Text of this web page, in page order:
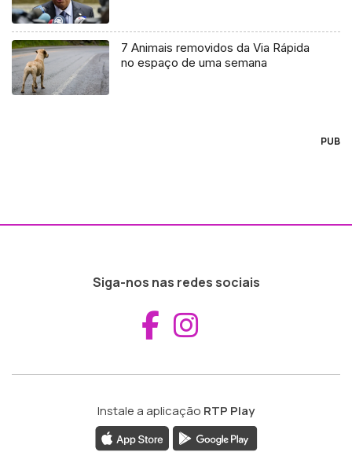
7 Animais removidos da Via Rápida
no espaço de uma semana
PUB
Siga-nos nas redes sociais
Aceder ao
Instale a aplicação RTP Play